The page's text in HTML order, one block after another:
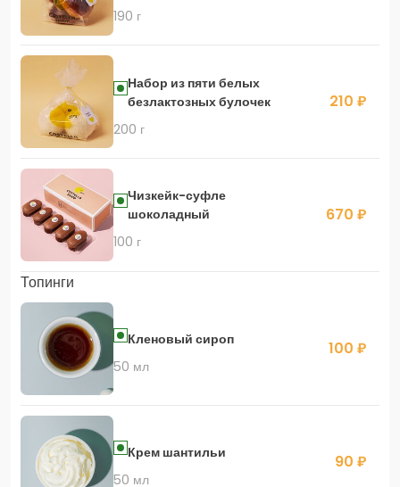
190 г
Набор из пяти белых
безлактозных булочек
200 г
210 ₽
Чизкейк-суфле
шоколадный
100 г
670 ₽
Топинги
Кленовый сироп
50 мл
100 ₽
Крем шантильи
50 мл
90 ₽